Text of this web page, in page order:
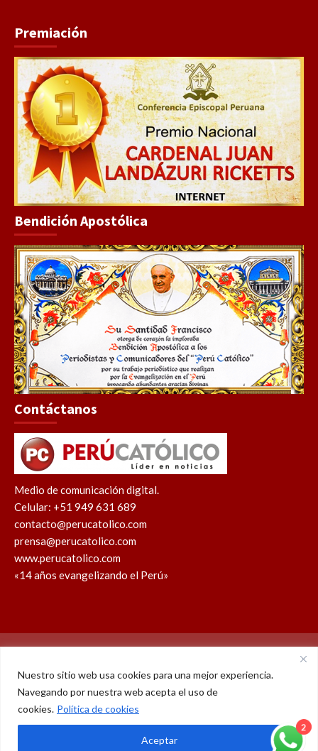
Nuestro sitio web usa cookies para una mejor experiencia.
Navegando por nuestra web acepta el uso de
cookies. Política de cookies
Aceptar
Premiación
Bendición Apostólica
Contáctanos
Medio de comunicación digital.
Celular: +51 949 631 689
contacto@perucatolico.com
prensa@perucatolico.com
www.perucatolico.com
«14 años evangelizando el Perú»
Política de cookies Política de privacidad
WhatsAppFacebookYoutubeInstagram
X
© Derechos reservados 2026 – Perú Católico | 14 años
evangelizando el Perú
2